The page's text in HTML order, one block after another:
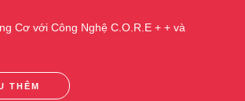
Cơ với Công Nghệ C.O.R.E + + và